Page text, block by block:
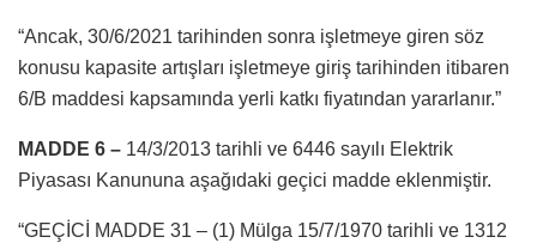
“Ancak, 30/6/2021 tarihinden sonra işletmeye giren söz
konusu kapasite artışları işletmeye giriş tarihinden itibaren
6/B maddesi kapsamında yerli katkı fiyatından yararlanır.”
MADDE 6 – 14/3/2013 tarihli ve 6446 sayılı Elektrik
Piyasası Kanununa aşağıdaki geçici madde eklenmiştir.
“GEÇİCİ MADDE 31 – (1) Mülga 15/7/1970 tarihli ve 1312